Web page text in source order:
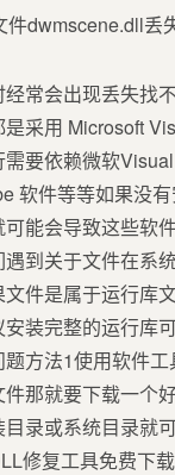
常会出现丢失找
采用 Microsoft
要依赖微软
软件等等如果没
能会导致这些软
到关于文件在系
件是属于运行库
装完整的运行库
方法1使用软件
那就要下载一个
录或系统目录就
修复工具免费下